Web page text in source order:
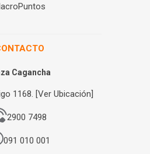
Cagancha
1168. [Ver Ubicación]
2900 7498
091 010 001